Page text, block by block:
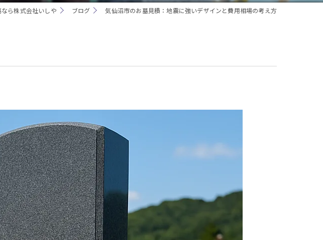
仏壇
ら株式会社いしや ブログ 気仙沼市のお墓見積：地震に強いデザインと費用相場の考え方